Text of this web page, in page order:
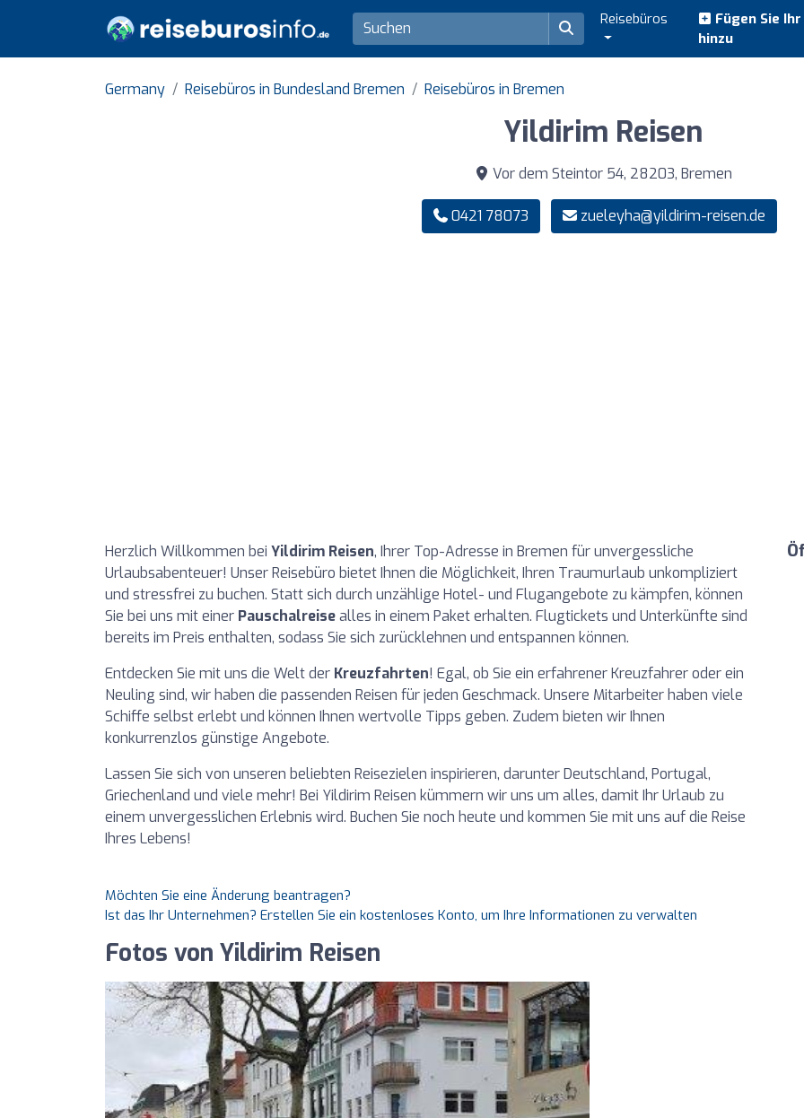
Reisebüros
Fügen Sie
hinzu
Germany Reisebüros in Bundesland Bremen Reisebüros in Bremen
Yildirim Reisen
Vor dem Steintor 54, 28203, Bremen
0421 78073 zueleyha@yildirim-reisen.de
Herzlich Willkommen bei Yildirim Reisen, Ihrer Top-Adresse in Bremen für unvergessliche
Urlaubsabenteuer! Unser Reisebüro bietet Ihnen die Möglichkeit, Ihren Traumurlaub unkompliziert
und stressfrei zu buchen. Statt sich durch unzählige Hotel- und Flugangebote zu kämpfen, können
Sie bei uns mit einer Pauschalreisealles in einem Paket erhalten. Flugtickets und Unterkünfte sind
bereits im Preis enthalten, sodass Sie sich zurücklehnen und entspannen können.
Entdecken Sie mit uns die Welt der Kreuzfahrten! Egal, ob Sie ein erfahrener Kreuzfahrer oder ein
Neuling sind, wir haben die passenden Reisen für jeden Geschmack. Unsere Mitarbeiter haben viele
Schiffe selbst erlebt und können Ihnen wertvolle Tipps geben. Zudem bieten wir Ihnen
konkurrenzlos günstige Angebote.
Lassen Sie sich von unseren beliebten Reisezielen inspirieren, darunter Deutschland, Portugal,
Griechenland und viele mehr! Bei Yildirim Reisen kümmern wir uns um alles, damit Ihr Urlaub zu
einem unvergesslichen Erlebnis wird. Buchen Sie noch heute und kommen Sie mit uns auf die Reise
Ihres Lebens!
Möchten Sie eine Änderung beantragen?
Ist das Ihr Unternehmen? Erstellen Sie ein kostenloses Konto, um Ihre Informationen zu verwalten
Fotos von Yildirim Reisen